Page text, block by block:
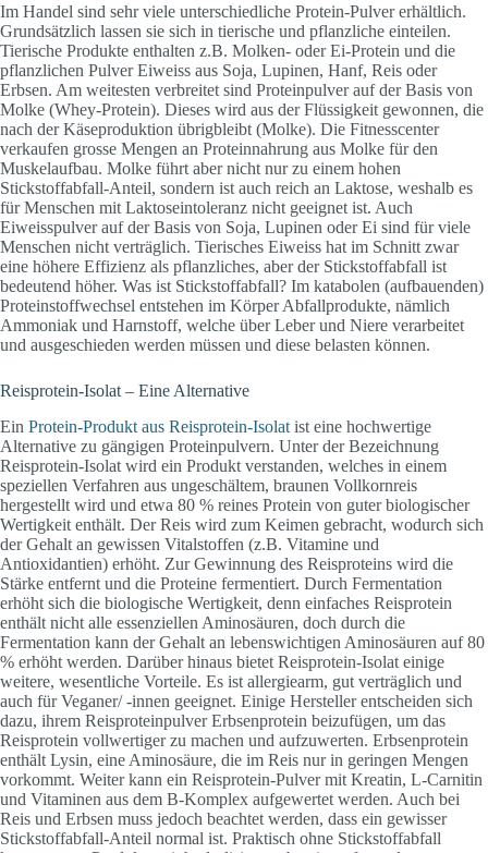
Im Handel sind sehr viele unterschiedliche Protein-Pulver erhältlich.
Grundsätzlich lassen sie sich in tierische und pflanzliche einteilen.
Tierische Produkte enthalten z.B. Molken- oder Ei-Protein und die
pflanzlichen Pulver Eiweiss aus Soja, Lupinen, Hanf, Reis oder
Erbsen. Am weitesten verbreitet sind Proteinpulver auf der Basis von
Molke (Whey-Protein). Dieses wird aus der Flüssigkeit gewonnen, die
nach der Käseproduktion übrigbleibt (Molke). Die Fitnesscenter
verkaufen grosse Mengen an Proteinnahrung aus Molke für den
Muskelaufbau. Molke führt aber nicht nur zu einem hohen
Stickstoffabfall-Anteil, sondern ist auch reich an Laktose, weshalb es
für Menschen mit Laktoseintoleranz nicht geeignet ist. Auch
Eiweisspulver auf der Basis von Soja, Lupinen oder Ei sind für viele
Menschen nicht verträglich. Tierisches Eiweiss hat im Schnitt zwar
eine höhere Effizienz als pflanzliches, aber der Stickstoffabfall ist
bedeutend höher. Was ist Stickstoffabfall? Im katabolen (aufbauenden)
Proteinstoffwechsel entstehen im Körper Abfallprodukte, nämlich
Ammoniak und Harnstoff, welche über Leber und Niere verarbeitet
und ausgeschieden werden müssen und diese belasten können.
Reisprotein-Isolat – Eine Alternative
Ein Protein-Produkt aus Reisprotein-Isolat ist eine hochwertige
Alternative zu gängigen Proteinpulvern. Unter der Bezeichnung
Reisprotein-Isolat wird ein Produkt verstanden, welches in einem
speziellen Verfahren aus ungeschältem, braunen Vollkornreis
hergestellt wird und etwa 80 % reines Protein von guter biologischer
Wertigkeit enthält. Der Reis wird zum Keimen gebracht, wodurch sich
der Gehalt an gewissen Vitalstoffen (z.B. Vitamine und
Antioxidantien) erhöht. Zur Gewinnung des Reisproteins wird die
Stärke entfernt und die Proteine fermentiert. Durch Fermentation
erhöht sich die biologische Wertigkeit, denn einfaches Reisprotein
enthält nicht alle essenziellen Aminosäuren, doch durch die
Fermentation kann der Gehalt an lebenswichtigen Aminosäuren auf 80
% erhöht werden. Darüber hinaus bietet Reisprotein-Isolat einige
weitere, wesentliche Vorteile. Es ist allergiearm, gut verträglich und
auch für Veganer/ -innen geeignet. Einige Hersteller entscheiden sich
dazu, ihrem Reisproteinpulver Erbsenprotein beizufügen, um das
Reisprotein vollwertiger zu machen und aufzuwerten. Erbsenprotein
enthält Lysin, eine Aminosäure, die im Reis nur in geringen Mengen
vorkommt. Weiter kann ein Reisprotein-Pulver mit Kreatin, L-Carnitin
und Vitaminen aus dem B-Komplex aufgewertet werden. Auch bei
Reis und Erbsen muss jedoch beachtet werden, dass ein gewisser
Stickstoffabfall-Anteil normal ist. Praktisch ohne Stickstoffabfall